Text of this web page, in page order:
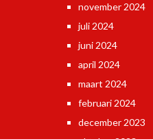
november 2024
juli 2024
juni 2024
april 2024
maart 2024
februari 2024
december 2023